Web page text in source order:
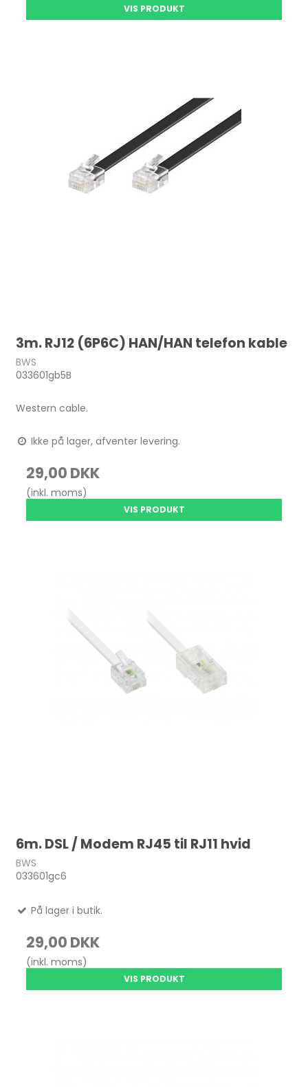
VIS PRODUKT
3m. RJ12 (6P6C) HAN/HAN telefon kable
BWS
033601gb5B
Western cable.
Ikke på lager, afventer levering.
29,00 DKK
(inkl. moms)
VIS PRODUKT
6m. DSL / Modem RJ45 til RJ11 hvid
BWS
033601gc6
På lager i butik.
29,00 DKK
(inkl. moms)
VIS PRODUKT